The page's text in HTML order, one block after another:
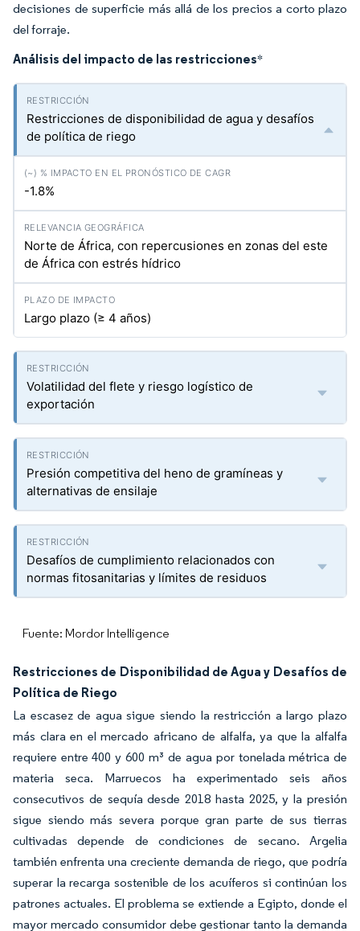
decisiones de superficie más allá de los precios a corto plazo
del forraje.
Análisis del impacto de las restricciones*
Restricciones de disponibilidad de agua y desafíos
de política de riego
-1.8%
Norte de África, con repercusiones en zonas del este
de África con estrés hídrico
Largo plazo (≥ 4 años)
Volatilidad del flete y riesgo logístico de
exportación
Presión competitiva del heno de gramíneas y
alternativas de ensilaje
Desafíos de cumplimiento relacionados con
normas fitosanitarias y límites de residuos
Fuente: Mordor Intelligence
Restricciones de Disponibilidad de Agua y Desafíos de
Política de Riego
La escasez de agua sigue siendo la restricción a largo plazo
más clara en el mercado africano de alfalfa, ya que la alfalfa
requiere entre 400 y 600 m³ de agua por tonelada métrica de
materia seca. Marruecos ha experimentado seis años
consecutivos de sequía desde 2018 hasta 2025, y la presión
sigue siendo más severa porque gran parte de sus tierras
cultivadas depende de condiciones de secano. Argelia
también enfrenta una creciente demanda de riego, que podría
superar la recarga sostenible de los acuíferos si continúan los
patrones actuales. El problema se extiende a Egipto, donde el
mayor mercado consumidor debe gestionar tanto la demanda